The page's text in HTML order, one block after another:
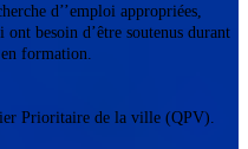
d’’emploi appropriées,
besoin d’être soutenus durant
formation.
Prioritaire de la ville (QPV).